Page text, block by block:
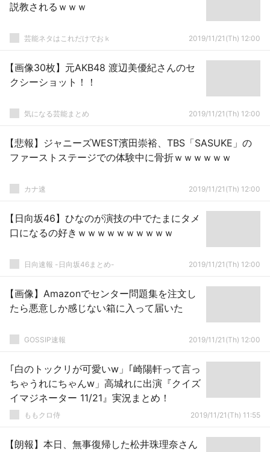
説教されるｗｗｗ
芸能ネタはこれだけでおｋ 2019/11/21(Th) 12:00
【画像30枚】元AKB48 渡辺美優紀さんのセ
クシーショット！！
気になる芸能まとめ 2019/11/21(Th) 12:00
【悲報】ジャニーズWEST濱田崇裕、TBS「SASUKE」の
ファーストステージでの体験中に骨折ｗｗｗｗｗｗ
カナ速 2019/11/21(Th) 12:00
【日向坂46】ひなのが演技の中でたまにタメ
口になるの好きｗｗｗｗｗｗｗｗｗｗ
日向速報 -日向坂46まとめ- 2019/11/21(Th) 12:00
【画像】Amazonでセンター問題集を注文し
たら悪意しか感じない箱に入って届いた
GOSSIP速報 2019/11/21(Th) 12:00
｢白のトックリが可愛いw」｢崎陽軒って言っ
ちゃうれにちゃんw」高城れに出演『クイズ
イマジネーター 11/21』実況まとめ！
ももクロ侍 2019/11/21(Th) 11:55
【朗報】本日、無事復帰した松井珠理奈さん